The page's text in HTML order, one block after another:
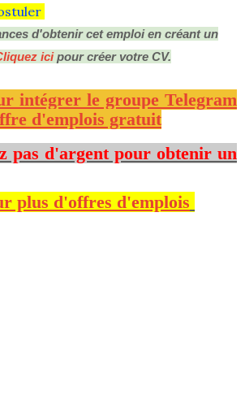
d'obtenir cet emploi en créant un
icipour créer votre CV.
intégrer le groupe Telegram
d'emplois gratuit
pas d'argent pour obtenir un
plus d'offres d'emplois